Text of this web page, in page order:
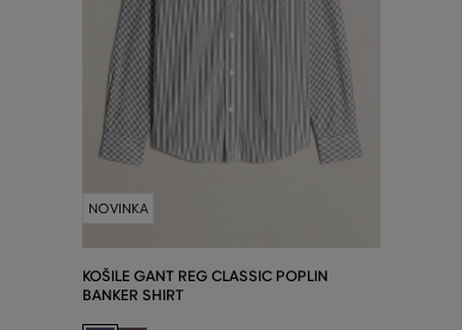
NOVINKA
KOŠILE GANT REG CLASSIC POPLIN
BANKER SHIRT